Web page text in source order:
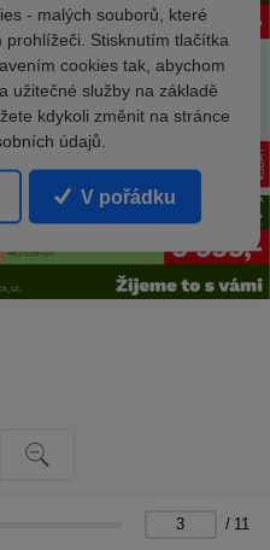
/ 11
- malých souborů, které
Stisknutím tlačítka
cookies tak, abychom
užitečné služby na základě
kdykoli změnit na stránce
údajů.
V pořádku